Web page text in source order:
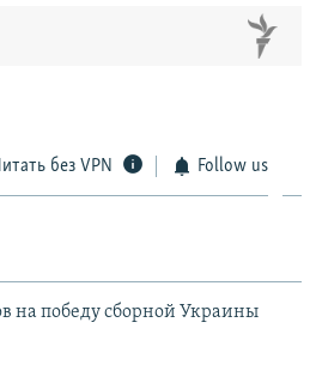
без VPN Follow us
на победу сборной Украины